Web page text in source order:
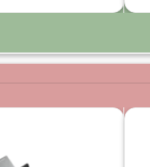
17,000,000 ₫. là: